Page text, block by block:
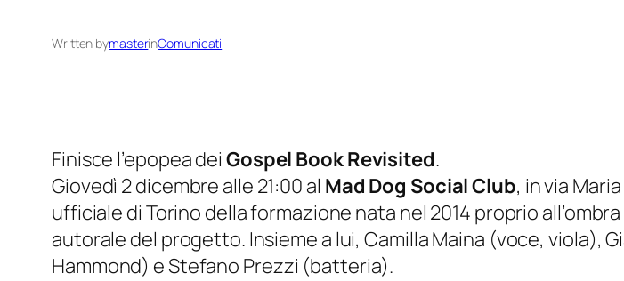
Written bymasterinComunicati
Finisce l’epopea dei Gospel Book Revisited.
Giovedì 2 dicembre alle 21:00 al Mad Dog Social Club, in via
ufficiale di Torino della formazione nata nel 2014 proprio
autorale del progetto. Insieme a lui, Camilla Maina (voce, viola),
Hammond) e Stefano Prezzi (batteria).